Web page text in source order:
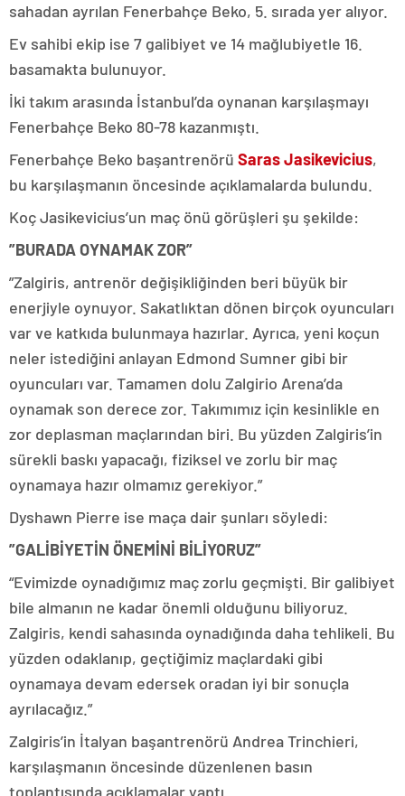
sahadan ayrılan Fenerbahçe Beko, 5. sırada yer alıyor.
Ev sahibi ekip ise 7 galibiyet ve 14 mağlubiyetle 16.
basamakta bulunuyor.
İki takım arasında İstanbul’da oynanan karşılaşmayı
Fenerbahçe Beko 80-78 kazanmıştı.
Fenerbahçe Beko başantrenörü Saras Jasikevicius,
bu karşılaşmanın öncesinde açıklamalarda bulundu.
Koç Jasikevicius’un maç önü görüşleri şu şekilde:
”BURADA OYNAMAK ZOR”
”Zalgiris, antrenör değişikliğinden beri büyük bir
enerjiyle oynuyor. Sakatlıktan dönen birçok oyuncuları
var ve katkıda bulunmaya hazırlar. Ayrıca, yeni koçun
neler istediğini anlayan Edmond Sumner gibi bir
oyuncuları var. Tamamen dolu Zalgirio Arena’da
oynamak son derece zor. Takımımız için kesinlikle en
zor deplasman maçlarından biri. Bu yüzden Zalgiris’in
sürekli baskı yapacağı, fiziksel ve zorlu bir maç
oynamaya hazır olmamız gerekiyor.”
Dyshawn Pierre ise maça dair şunları söyledi:
”GALİBİYETİN ÖNEMİNİ BİLİYORUZ”
“Evimizde oynadığımız maç zorlu geçmişti. Bir galibiyet
bile almanın ne kadar önemli olduğunu biliyoruz.
Zalgiris, kendi sahasında oynadığında daha tehlikeli. Bu
yüzden odaklanıp, geçtiğimiz maçlardaki gibi
oynamaya devam edersek oradan iyi bir sonuçla
ayrılacağız.”
Zalgiris’in İtalyan başantrenörü Andrea Trinchieri,
karşılaşmanın öncesinde düzenlenen basın
toplantısında açıklamalar yaptı.